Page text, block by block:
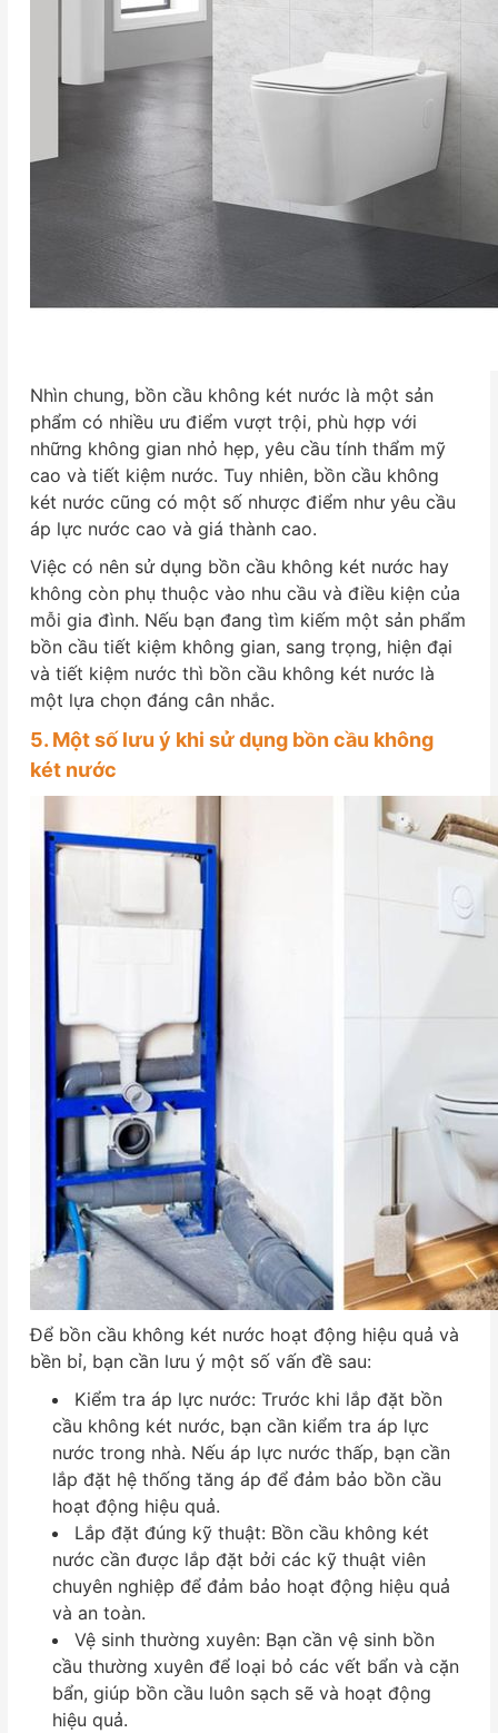
Nhìn chung, bồn cầu không két nước là một sản
phẩm có nhiều ưu điểm vượt trội, phù hợp với
những không gian nhỏ hẹp, yêu cầu tính thẩm mỹ
cao và tiết kiệm nước. Tuy nhiên, bồn cầu không
két nước cũng có một số nhược điểm như yêu cầu
áp lực nước cao và giá thành cao.
Việc có nên sử dụng bồn cầu không két nước hay
không còn phụ thuộc vào nhu cầu và điều kiện của
mỗi gia đình. Nếu bạn đang tìm kiếm một sản phẩm
bồn cầu tiết kiệm không gian, sang trọng, hiện đại
và tiết kiệm nước thì bồn cầu không két nước là
một lựa chọn đáng cân nhắc.
5. Một số lưu ý khi sử dụng bồn cầu không
két nước
Để bồn cầu không két nước hoạt động hiệu quả và
bền bỉ, bạn cần lưu ý một số vấn đề sau:
Kiểm tra áp lực nước: Trước khi lắp đặt bồn
cầu không két nước, bạn cần kiểm tra áp lực
nước trong nhà. Nếu áp lực nước thấp, bạn cần
lắp đặt hệ thống tăng áp để đảm bảo bồn cầu
hoạt động hiệu quả.
Lắp đặt đúng kỹ thuật: Bồn cầu không két
nước cần được lắp đặt bởi các kỹ thuật viên
chuyên nghiệp để đảm bảo hoạt động hiệu quả
và an toàn.
Vệ sinh thường xuyên: Bạn cần vệ sinh bồn
cầu thường xuyên để loại bỏ các vết bẩn và cặn
bẩn, giúp bồn cầu luôn sạch sẽ và hoạt động
hiệu quả.